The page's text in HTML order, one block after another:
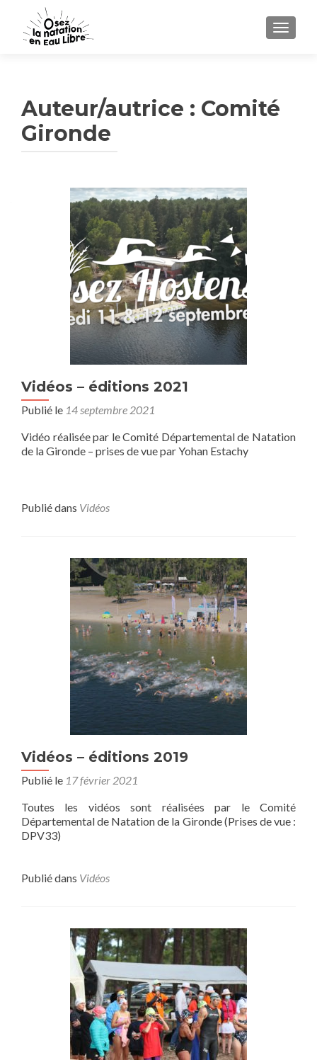
Auteur/autrice : Comité
Gironde
Vidéos – éditions 2021
Publié le 14 septembre 2021
Vidéo réalisée par le Comité Départemental de Natation
de la Gironde – prises de vue par Yohan Estachy
Publié dans Vidéos
Vidéos – éditions 2019
Publié le 17 février 2021
Toutes les vidéos sont réalisées par le Comité
Départemental de Natation de la Gironde (Prises de vue :
DPV33)
Publié dans Vidéos
Navigation des articles